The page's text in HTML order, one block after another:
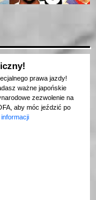
prawa jazdy!
ważne japońskie
zezwolenie na
aby móc jeździć po